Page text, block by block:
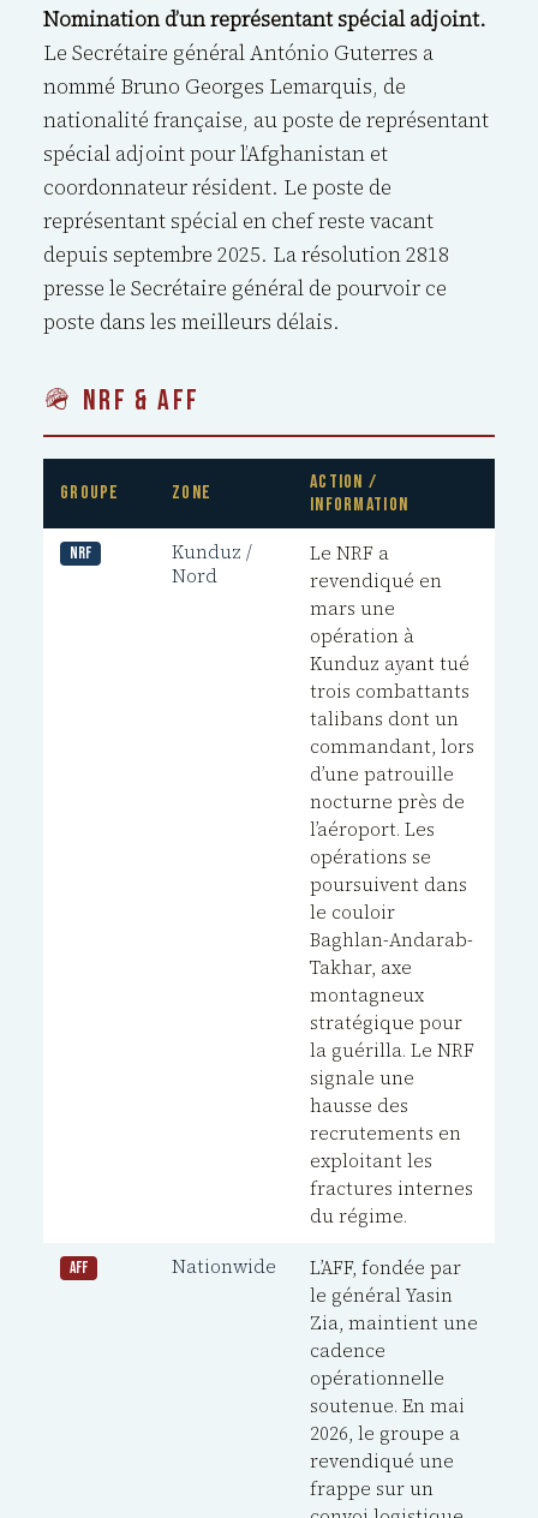
Nomination d’un représentant spécial adjoint.
Le Secrétaire général António Guterres a
nommé Bruno Georges Lemarquis, de
nationalité française, au poste de représentant
spécial adjoint pour l’Afghanistan et
coordonnateur résident. Le poste de
représentant spécial en chef reste vacant
depuis septembre 2025. La résolution 2818
presse le Secrétaire général de pourvoir ce
poste dans les meilleurs délais.
🪖 NRF & AFF
Groupe Zone
Action /
Information
NRF
Kunduz /
Nord
Le NRF a
revendiqué en
mars une
opération à
Kunduz ayant tué
trois combattants
talibans dont un
commandant, lors
d’une patrouille
nocturne près de
l’aéroport. Les
opérations se
poursuivent dans
le couloir
Baghlan-Andarab-
Takhar, axe
montagneux
stratégique pour
la guérilla. Le NRF
signale une
hausse des
recrutements en
exploitant les
fractures internes
du régime.
AFF Nationwide
L’AFF, fondée par
le général Yasin
Zia, maintient une
cadence
opérationnelle
soutenue. En mai
2026, le groupe a
revendiqué une
frappe sur un